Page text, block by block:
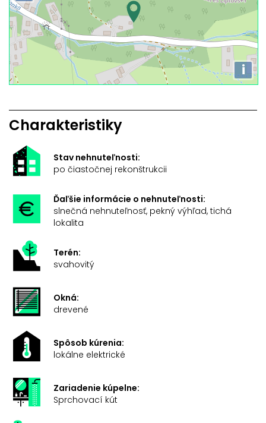
i
Charakteristiky
Stav nehnuteľnosti:
po čiastočnej rekonštrukcii
Ďaľšie informácie o nehnuteľnosti:
slnečná nehnuteľnosť, pekný výhľad, tichá
lokalita
Terén:
svahovitý
Okná:
drevené
Spôsob kúrenia:
lokálne elektrické
Zariadenie kúpelne:
Sprchovací kút